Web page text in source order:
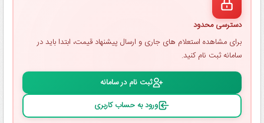
دسترسی محدود
برای مشاهده استعلام ‌های جاری و ارسال پیشنهاد قیمت، ابتدا باید در
سامانه ثبت ‌نام کنید.
ثبت ‌نام در سامانه
ورود به حساب کاربری